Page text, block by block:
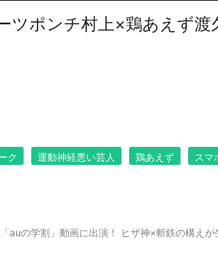
ツポンチ村上×鶏あえず
ク 運動神経悪い芸人 鶏あえず スマ
auの学割」動画に出演！ ヒザ神×斬鉄の構え